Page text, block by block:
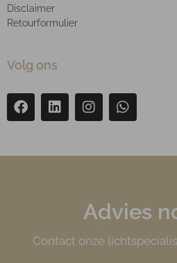
Disclaimer
Retourformulier
Volg ons
Advies
Contact onze